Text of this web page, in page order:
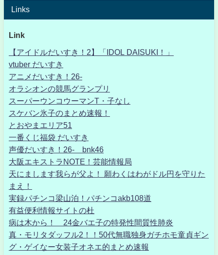
Links
Link
【アイドルだいすき！2】「IDOL DAISUKI！」
vtuber だいすき
アニメだいすき！26-
オラシオンの競馬グランプリ
スーパーウンコウーマンT・子なし
スケバン氷子のまとめ速報！
とおやまエリア51
一番くじ福袋 だいすき
声優だいすき！26- bnk46
大阪エキストラNOTE！芸能情報局
天にまします我らが父よ！ 願わくはわがドル円を守りた
まえ！
実録パチンコ梁山泊！パチンコakb108道
有益便利情報サイトの杜
病は木から！ 24金バエ子の特発性間質性肺炎
真・モリタダッフル2！！50代無職独身ガチホモ童貞ギン
グ・ゲイなー女装子オネエ的まとめ速報